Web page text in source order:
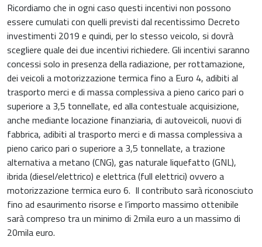
Ricordiamo che in ogni caso questi incentivi non possono
essere cumulati con quelli previsti dal recentissimo Decreto
investimenti 2019 e quindi, per lo stesso veicolo, si dovrà
scegliere quale dei due incentivi richiedere. Gli incentivi saranno
concessi solo in presenza della radiazione, per rottamazione,
dei veicoli a motorizzazione termica fino a Euro 4, adibiti al
trasporto merci e di massa complessiva a pieno carico pari o
superiore a 3,5 tonnellate, ed alla contestuale acquisizione,
anche mediante locazione finanziaria, di autoveicoli, nuovi di
fabbrica, adibiti al trasporto merci e di massa complessiva a
pieno carico pari o superiore a 3,5 tonnellate, a trazione
alternativa a metano (CNG), gas naturale liquefatto (GNL),
ibrida (diesel/elettrico) e elettrica (full elettrici) ovvero a
motorizzazione termica euro 6. Il contributo sarà riconosciuto
fino ad esaurimento risorse e l’importo massimo ottenibile
sarà compreso tra un minimo di 2mila euro a un massimo di
20mila euro.